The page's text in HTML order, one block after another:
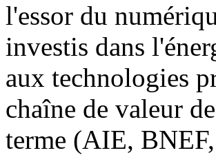
l'essor du
investis dans
aux technologies
chaîne de valeur
terme (AIE,